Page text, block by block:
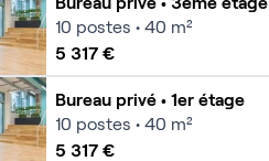
10 postes • 40 m²
5 317 €
Bureau privé • 1er étage
10 postes • 40 m²
5 317 €